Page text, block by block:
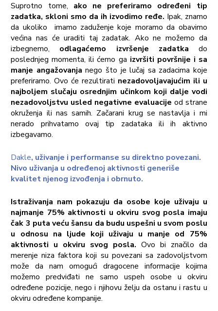
Suprotno tome, ako ne preferiramo određeni tip
zadatka, skloni smo da ih izvodimo ređe. Ipak, znamo
da ukoliko imamo zaduženje koje moramo da obavimo
većina nas će uraditi taj zadatak. Ako ne možemo da
izbegnemo, odlagaćemo izvršenje zadatka do
poslednjeg momenta, ili ćemo ga izvršiti površnije i sa
manje angažovanja nego što je lučaj sa zadacima koje
preferiramo. Ovo će rezultirati nezadovoljavajućim ili u
najboljem slučaju osrednjim učinkom koji dalje vodi
nezadovoljstvu usled negativne evaluacije od strane
okruženja ili nas samih. Začarani krug se nastavlja i mi
nerado prihvatamo ovaj tip zadataka ili ih aktivno
izbegavamo.
Dakle, uživanje i performanse su direktno povezani.
Nivo uživanja u određenoj aktivnosti generiše
kvalitet njenog izvođenja i obrnuto.
Istraživanja nam pokazuju da osobe koje uživaju u
najmanje 75% aktivnosti u okviru svog posla imaju
čak 3 puta veću šansu da budu uspešni u svom poslu
u odnosu na ljude koji uživaju u manje od 75%
aktivnosti u okviru svog posla. Ovo bi značilo da
merenje niza faktora koji su povezani sa zadovoljstvom
može da nam omogući dragocene informacije kojima
možemo predviđati ne samo uspeh osobe u okviru
određene pozicije, nego i njihovu želju da ostanu i rastu u
okviru određene kompanije.